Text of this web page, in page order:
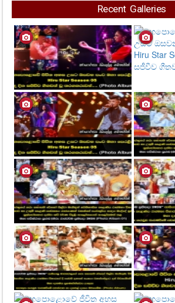
Recent Galleries